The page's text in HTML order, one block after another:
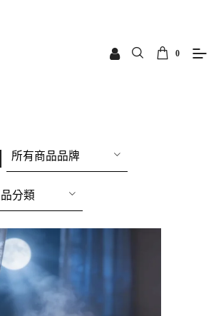
0
所有商品品牌
分類